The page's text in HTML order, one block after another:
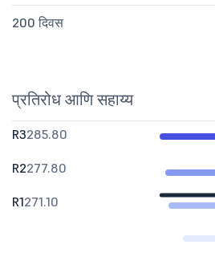
200 दिवस
प्रतिरोध आणि सहाय्य
R3285.80
R2277.80
R1271.10